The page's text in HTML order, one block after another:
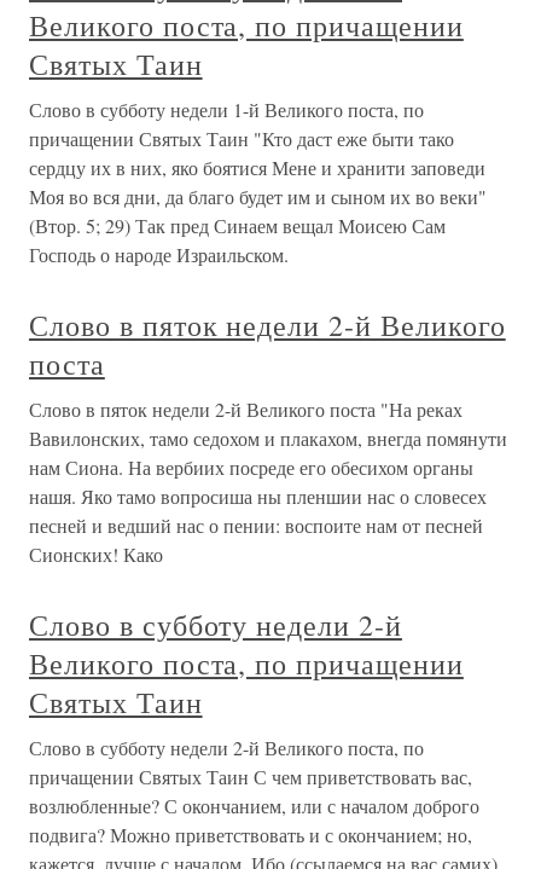
Великого поста, по причащении
Святых Таин
Слово в субботу недели 1-й Великого поста, по
причащении Святых Таин "Кто даст еже быти тако
сердцу их в них, яко боятися Мене и хранити заповеди
Моя во вся дни, да благо будет им и сыном их во веки"
(Втор. 5; 29) Так пред Синаем вещал Моисею Сам
Господь о народе Израильском.
Слово в пяток недели 2-й Великого
поста
Слово в пяток недели 2-й Великого поста "На реках
Вавилонских, тамо седохом и плакахом, внегда помянути
нам Сиона. На вербиих посреде его обесихом органы
нашя. Яко тамо вопросиша ны пленшии нас о словесех
песней и ведший нас о пении: воспоите нам от песней
Сионских! Како
Слово в субботу недели 2-й
Великого поста, по причащении
Святых Таин
Слово в субботу недели 2-й Великого поста, по
причащении Святых Таин С чем приветствовать вас,
возлюбленные? С окончанием, или с началом доброго
подвига? Можно приветствовать и с окончанием; но,
кажется, лучше с началом. Ибо (ссылаемся на вас самих),